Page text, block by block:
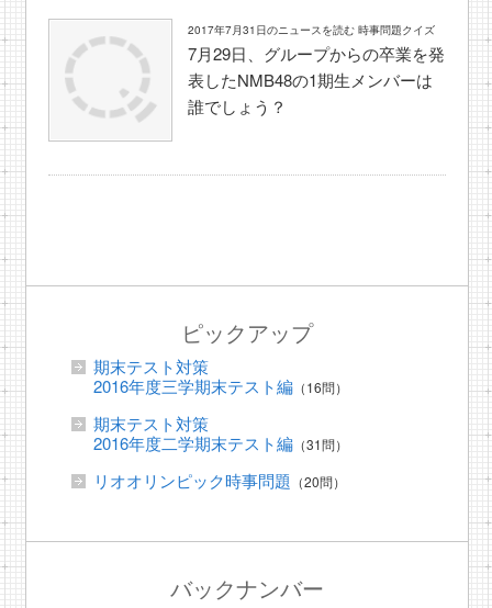
2017年7月31日のニュースを読む 時事問題クイズ
7月29日、グループからの卒業を発
表したNMB48の1期生メンバーは
誰でしょう？
ピックアップ
期末テスト対策
2016年度三学期末テスト編（16問）
期末テスト対策
2016年度二学期末テスト編（31問）
リオオリンピック時事問題 （20問）
バックナンバー